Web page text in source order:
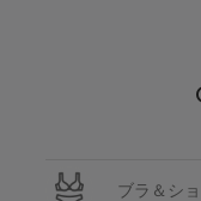
ブラ＆シ